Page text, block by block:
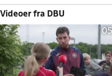
Videoer fra DBU